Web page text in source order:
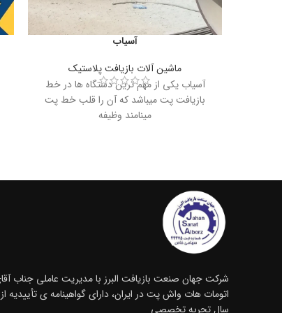
آسیاب
ماشین آلات بازیافت پلاستیک
آسیاب یکی از مهم ترین دستگاه ها در خط
بازیافت پت میباشد که آن را قلب خط پت
مینامند وظیفه
شرکت جهان صنعت بازیافت البرز با مدیریت عاملی جناب
سال تجربه تخصصی